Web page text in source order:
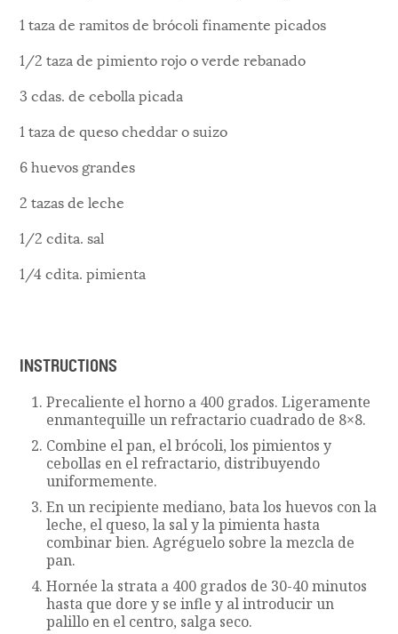
1 taza de ramitos de brócoli finamente picados
1/2 taza de pimiento rojo o verde rebanado
3 cdas. de cebolla picada
1 taza de queso cheddar o suizo
6 huevos grandes
2 tazas de leche
1/2 cdita. sal
1/4 cdita. pimienta
INSTRUCTIONS
Precaliente el horno a 400 grados. Ligeramente
enmantequille un refractario cuadrado de 8×8.
Combine el pan, el brócoli, los pimientos y
cebollas en el refractario, distribuyendo
uniformemente.
En un recipiente mediano, bata los huevos con la
leche, el queso, la sal y la pimienta hasta
combinar bien. Agréguelo sobre la mezcla de
pan.
Hornée la strata a 400 grados de 30-40 minutos
hasta que dore y se infle y al introducir un
palillo en el centro, salga seco.